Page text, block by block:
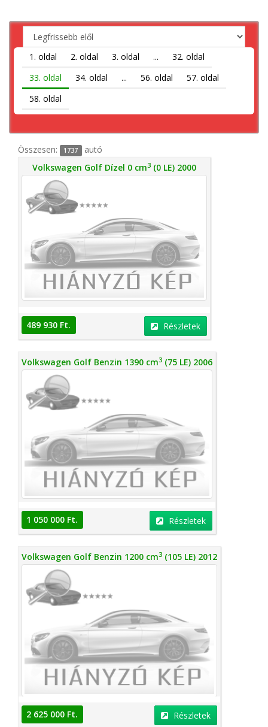
1. oldal 2. oldal 3. oldal ...
32. oldal
33. oldal
34. oldal ... 56. oldal
57. oldal
58. oldal
Összesen: 1737 autó
Volkswagen Golf Dízel 0 cm3 (0 LE) 2000
489 930 Ft. Részletek
Volkswagen Golf Benzin 1390 cm3 (75 LE) 2006
1 050 000 Ft. Részletek
Volkswagen Golf Benzin 1200 cm3 (105 LE) 2012
2 625 000 Ft. Részletek